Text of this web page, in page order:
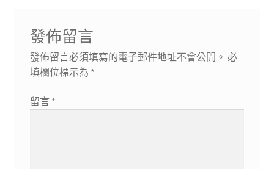
覽發佈留言
發佈留言必須填寫的電子郵件地址不會公開。 必
填欄位標示為 *
留言 *